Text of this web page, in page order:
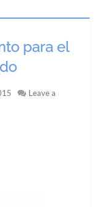
para el
Leave a